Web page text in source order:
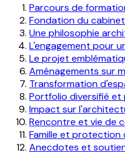
Parcours de
Fondation du
Une philosophie
L'engagement pour
Le projet
Aménagements sur
Transformation
Portfolio diversifié et
Impact sur
Rencontre et vie de
Famille et protection
Anecdotes et